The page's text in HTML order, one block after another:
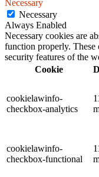
Necessary
Necessary
Always Enabled
Necessary cookies are
function properly. These
security features of the
Cookie
cookielawinfo-
checkbox-analytics
cookielawinfo-
checkbox-functional